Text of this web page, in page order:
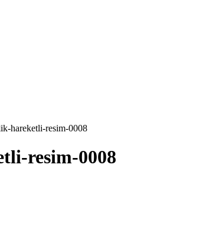
hareketli-resim-0008
resim-0008